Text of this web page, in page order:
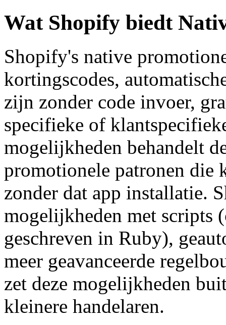
Wat Shopify biedt
Shopify's native
kortingscodes,
zijn zonder code invoer,
specifieke of
mogelijkheden behandelt
promotionele patronen die
zonder dat app installatie.
mogelijkheden met scripts
geschreven in Ruby),
meer geavanceerde
zet deze mogelijkheden
kleinere handelaren.